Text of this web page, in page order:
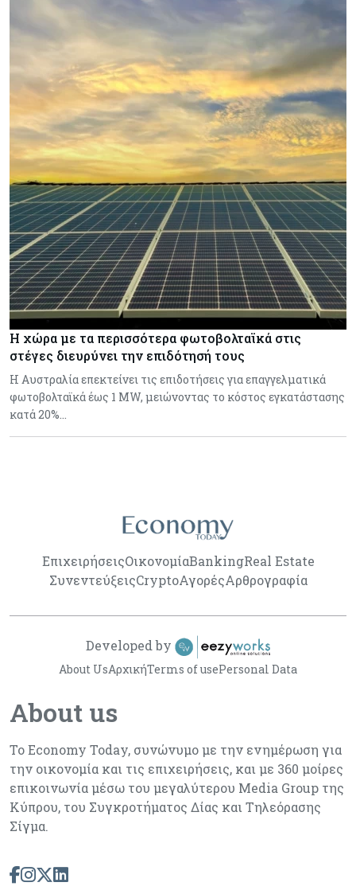
Η χώρα με τα περισσότερα φωτοβολταϊκά στις
στέγες διευρύνει την επιδότησή τους
Η Αυστραλία επεκτείνει τις επιδοτήσεις για επαγγελματικά
φωτοβολταϊκά έως 1 MW, μειώνοντας το κόστος εγκατάστασης
κατά 20%…
ΕπιχειρήσειςΟικονομίαBankingReal Estate
ΣυνεντεύξειςCryptoΑγορέςΑρθρογραφία
About us
Το Economy Today, συνώνυμο με την ενημέρωση για
την οικονομία και τις επιχειρήσεις, και με 360 μοίρες
επικοινωνία μέσω του μεγαλύτερου Media Group της
Κύπρου, του Συγκροτήματος Δίας και Τηλεόρασης
Σίγμα.
About UsΑρχικήTerms of usePersonal Data
Developed by